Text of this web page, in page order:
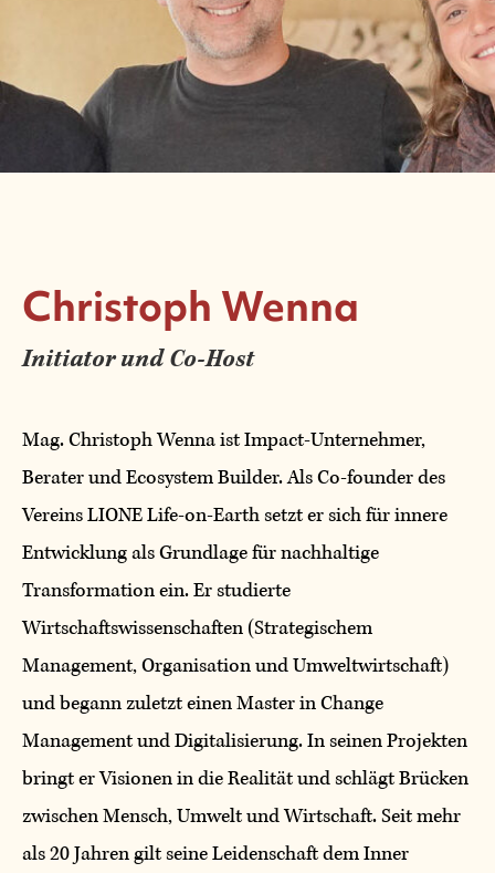
Christoph Wenna
Initiator und Co-Host
Mag. Christoph Wenna ist Impact-Unternehmer,
Berater und Ecosystem Builder. Als Co-founder des
Vereins LIONE Life-on-Earth setzt er sich für innere
Entwicklung als Grundlage für nachhaltige
Transformation ein. Er studierte
Wirtschaftswissenschaften (Strategischem
Management, Organisation und Umweltwirtschaft)
und begann zuletzt einen Master in Change
Management und Digitalisierung. In seinen Projekten
bringt er Visionen in die Realität und schlägt Brücken
zwischen Mensch, Umwelt und Wirtschaft. Seit mehr
als 20 Jahren gilt seine Leidenschaft dem Inner